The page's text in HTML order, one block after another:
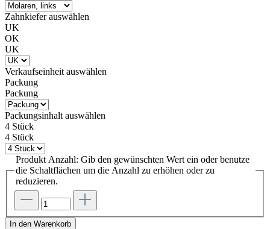
Zahnkieferauswählen
UK
OK
UK
Verkaufseinheit auswählen
Packung
Packung
Packungsinhalt auswählen
4 Stück
4 Stück
Produkt Anzahl: Gib den gewünschten Wert ein oder benutze
die Schaltflächen um die Anzahl zu erhöhen oder zu
reduzieren.
In den Warenkorb